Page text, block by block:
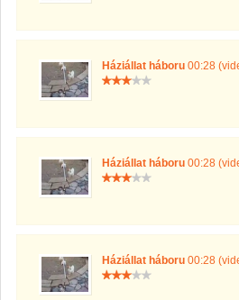
Háziállat háboru 00:28
Háziállat háboru 00:28
Háziállat háboru 00:28